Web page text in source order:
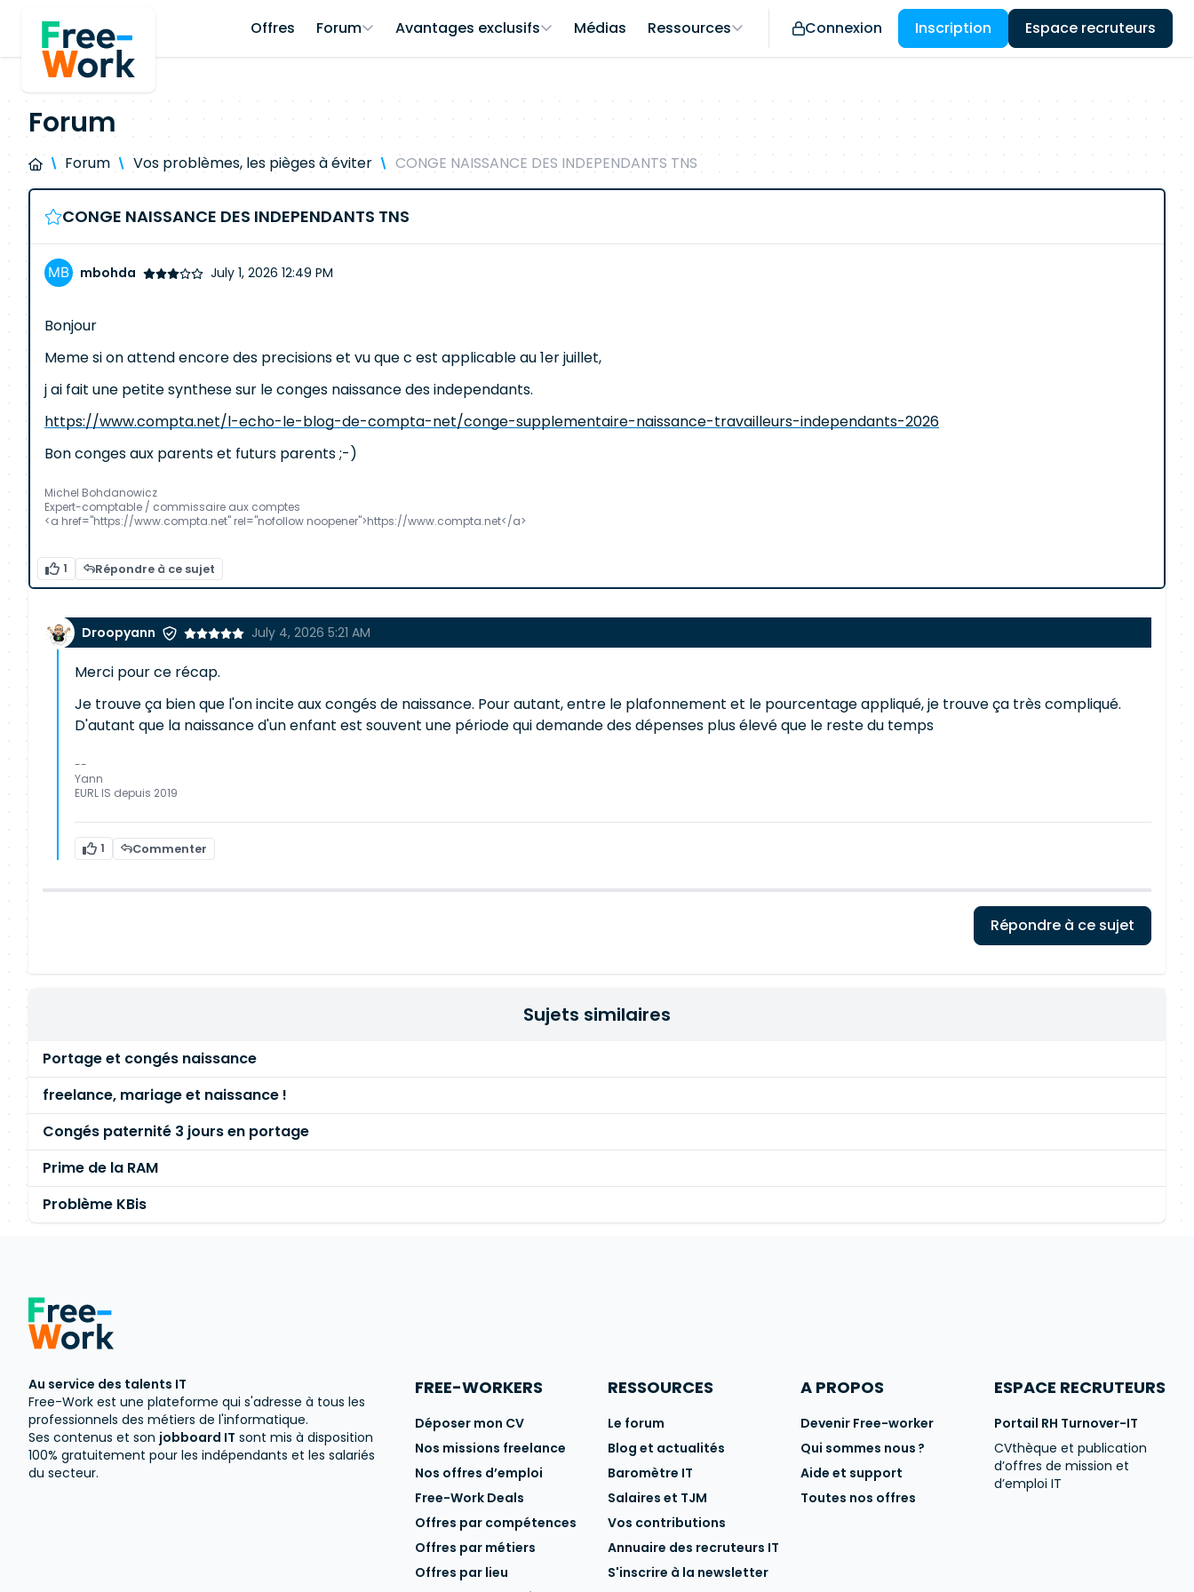
Offres Forum Avantages exclusifs Médias Ressources Connexion Inscription Espace recruteurs
Forum
Forum Vos problèmes, les pièges à éviter CONGE NAISSANCE DES INDEPENDANTS TNS
CONGE NAISSANCE DES INDEPENDANTS TNS
mbohda July 1, 2026 12:49 PM
Bonjour
Meme si on attend encore des precisions et vu que c est applicable au 1er juillet,
j ai fait une petite synthese sur le conges naissance des independants.
https://www.compta.net/l-echo-le-blog-de-compta-net/conge-supplementaire-naissance-travailleurs-independants-2026
Bon conges aux parents et futurs parents ;-)
Michel Bohdanowicz
Expert-comptable / commissaire aux comptes
<a href="https://www.compta.net" rel="nofollow noopener">https://www.compta.net</a>
1 Répondre à ce sujet
Droopyann July 4, 2026 5:21 AM
Merci pour ce récap.
Je trouve ça bien que l'on incite aux congés de naissance. Pour autant, entre le plafonnement et le pourcentage appliqué, je trouve ça très compliqué.
D'autant que la naissance d'un enfant est souvent une période qui demande des dépenses plus élevé que le reste du temps
--
Yann
EURL IS depuis 2019
1 Commenter
Répondre à ce sujet
Sujets similaires
Portage et congés naissance
freelance, mariage et naissance !
Congés paternité 3 jours en portage
Prime de la RAM
Problème KBis
Au service des talents IT
Free-Work est une plateforme qui s'adresse à tous les
professionnels des métiers de l'informatique.
Ses contenus et son jobboard IT sont mis à disposition
100% gratuitement pour les indépendants et les salariés
du secteur.
FREE-WORKERS
Déposer mon CV
Nos missions freelance
Nos offres d’emploi
Free-Work Deals
Offres par compétences
Offres par métiers
Offres par lieu
RESSOURCES
Le forum
Blog et actualités
Baromètre IT
Salaires et TJM
Vos contributions
Annuaire des recruteurs IT
S'inscrire à la newsletter
A PROPOS
Devenir Free-worker
Qui sommes nous ?
Aide et support
Toutes nos offres
ESPACE RECRUTEURS
Portail RH Turnover-IT
CVthèque et publication
d’offres de mission et
d’emploi IT